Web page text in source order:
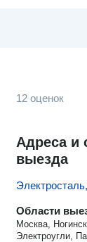
12 оценок
Адреса и
выезда
Области
Москва,
Электроугли,